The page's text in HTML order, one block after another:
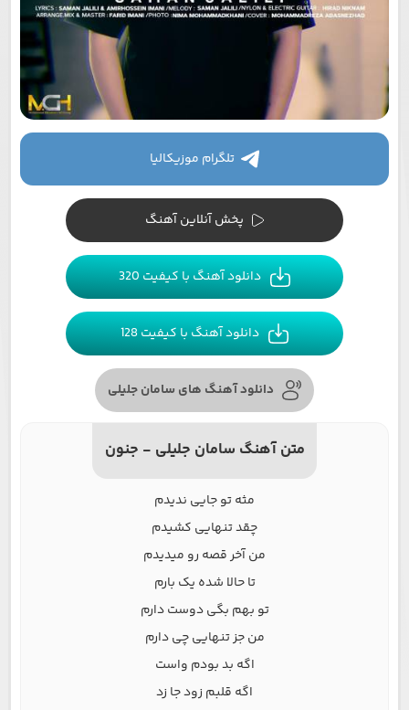
تلگرام موزیکالیا
پخش آنلاین آهنگ
دانلود آهنگ با کیفیت 320
دانلود آهنگ با کیفیت 128
دانلود آهنگ های سامان جلیلی
متن آهنگ سامان جلیلی - جنون
مثه تو جایی ندیدم
چقد تنهایی کشیدم
من آخر قصه رو میدیدم
تا حالا شده یک بارم
تو بهم بگی دوست دارم
من جز تنهایی چی دارم
اگه بد بودم واست
اگه قلبم زود جا زد